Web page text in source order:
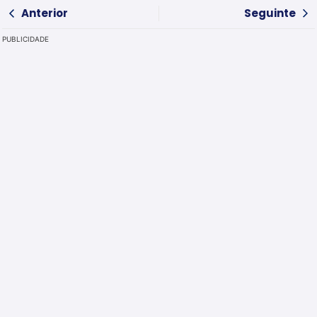
Anterior Seguinte
PUBLICIDADE